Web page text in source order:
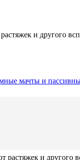
и другого
мачты и
и другого